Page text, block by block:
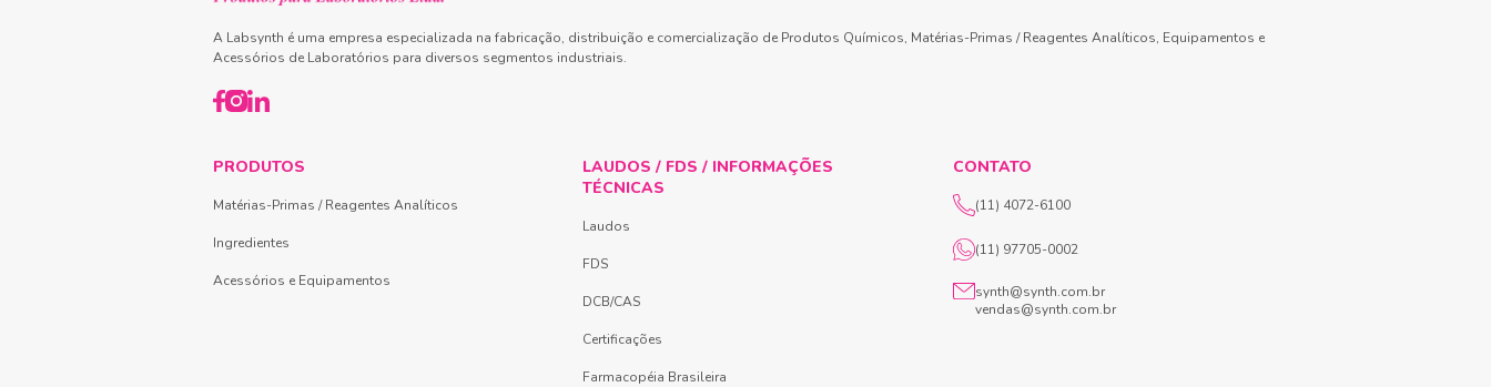
A Labsynth é uma empresa especializada na fabricação, distribuição e comercialização de Produtos Químicos, Matérias-Primas / Reagentes Analíticos, Equipamentos e
Acessórios de Laboratórios para diversos segmentos industriais.
PRODUTOS
Matérias-Primas / Reagentes Analíticos
Ingredientes
Acessórios e Equipamentos
LAUDOS / FDS / INFORMAÇÕES
TÉCNICAS
Laudos
FDS
DCB/CAS
Certificações
Farmacopéia Brasileira
CONTATO
(11) 4072-6100
(11) 97705-0002
synth@synth.com.br
vendas@synth.com.br